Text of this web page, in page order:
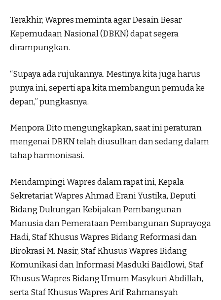
Terakhir, Wapres meminta agar Desain Besar
Kepemudaan Nasional (DBKN) dapat segera
dirampungkan.
“Supaya ada rujukannya. Mestinya kita juga harus
punya ini, seperti apa kita membangun pemuda ke
depan,” pungkasnya.
Menpora Dito mengungkapkan, saat ini peraturan
mengenai DBKN telah diusulkan dan sedang dalam
tahap harmonisasi.
Mendampingi Wapres dalam rapat ini, Kepala
Sekretariat Wapres Ahmad Erani Yustika, Deputi
Bidang Dukungan Kebijakan Pembangunan
Manusia dan Pemerataan Pembangunan Suprayoga
Hadi, Staf Khusus Wapres Bidang Reformasi dan
Birokrasi M. Nasir, Staf Khusus Wapres Bidang
Komunikasi dan Informasi Masduki Baidlowi, Staf
Khusus Wapres Bidang Umum Masykuri Abdillah,
serta Staf Khusus Wapres Arif Rahmansyah